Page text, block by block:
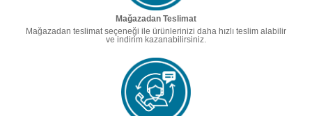
Mağazadan Teslimat
Mağazadan teslimat seçeneği ile ürünlerinizi daha hızlı teslim alabilir
ve indirim kazanabilirsiniz.